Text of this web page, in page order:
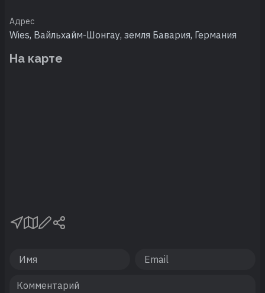
Адрес
Wies, Вайльхайм-Шонгау, земля Бавария, Германия
На карте